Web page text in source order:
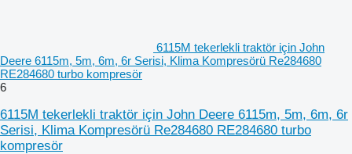
6115M tekerlekli traktör için John
Deere 6115m, 5m, 6m, 6r Serisi, Klima Kompresörü Re284680
RE284680 turbo kompresör
6
6115M tekerlekli traktör için John Deere 6115m, 5m, 6m, 6r
Serisi, Klima Kompresörü Re284680 RE284680 turbo
kompresör